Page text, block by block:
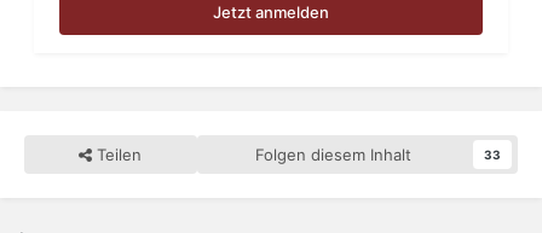
Jetzt anmelden
Teilen Folgen diesem Inhalt 33